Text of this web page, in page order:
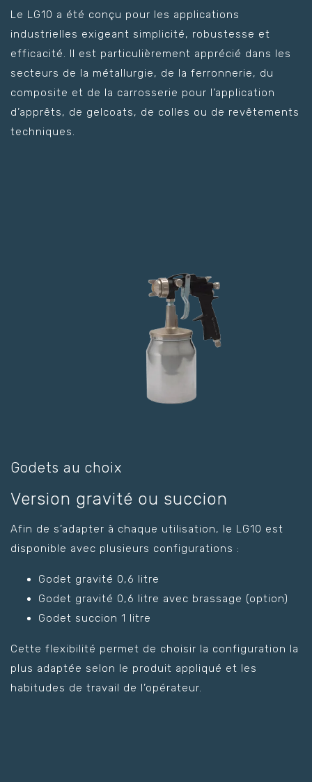
Le LG10 a été conçu pour les applications
industrielles exigeant simplicité, robustesse et
efficacité. Il est particulièrement apprécié dans les
secteurs de la métallurgie, de la ferronnerie, du
composite et de la carrosserie pour l’application
d’apprêts, de gelcoats, de colles ou de revêtements
techniques.
Godets au choix
Version gravité ou succion
Afin de s’adapter à chaque utilisation, le LG10 est
disponible avec plusieurs configurations :
Godet gravité 0,6 litre
Godet gravité 0,6 litre avec brassage (option)
Godet succion 1 litre
Cette flexibilité permet de choisir la configuration la
plus adaptée selon le produit appliqué et les
habitudes de travail de l’opérateur.